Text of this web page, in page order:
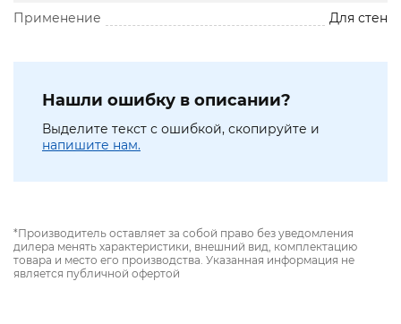
Применение
Для стен
Нашли ошибку в описании?
Выделите текст с ошибкой, скопируйте и
напишите нам.
*Производитель оставляет за собой право без уведомления
дилера менять характеристики, внешний вид, комплектацию
товара и место его производства. Указанная информация не
является публичной офертой